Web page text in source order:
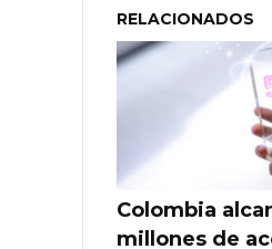
RELACIONADOS
Colombia
millones de